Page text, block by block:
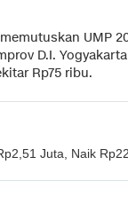
UMP
D.I.
Rp75 ribu.
Juta, Naik